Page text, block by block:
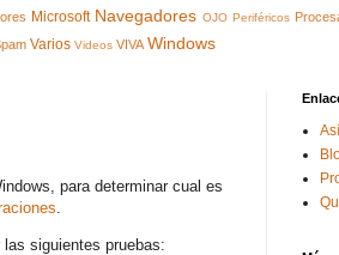
Microsoft Navegadores OJO Periféricos
Varios Videos VIVA Windows
para determinar cual es
siguientes pruebas: